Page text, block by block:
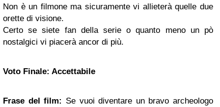
Non è un filmone ma sicuramente vi allieterà quelle due
orette di visione.
Certo se siete fan della serie o quanto meno un pò
nostalgici vi piacerà ancor di più.
Voto Finale: Accettabile
Frase del film: Se vuoi diventare un bravo archeologo